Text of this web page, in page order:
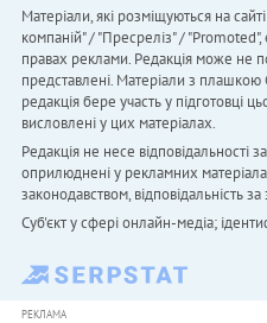
Матеріали, які розміщуються на
компаній" / "Пресреліз" /
правах реклами. Редакція може не
представлені. Матеріали з
редакція бере участь у підготовці
висловлені у цих матеріалах.
Редакція не несе відповідальності
оприлюднені у рекламних
законодавством, відповідальність
Cуб'єкт у сфері онлайн-медіа;
РЕКЛАМА